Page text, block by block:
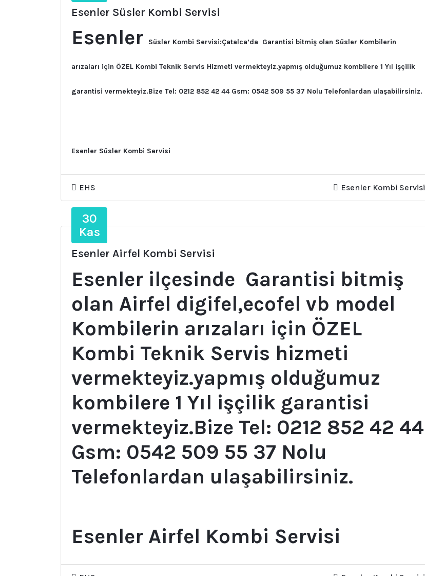
Esenler Süsler Kombi Servisi
Esenler Süsler Kombi Servisi:Çatalca’da Garantisi bitmiş olan Süsler Kombilerin
arızaları için ÖZEL Kombi Teknik Servis Hizmeti vermekteyiz.yapmış olduğumuz kombilere 1 Yıl işçilik
garantisi vermekteyiz.Bize Tel: 0212 852 42 44 Gsm: 0542 509 55 37 Nolu Telefonlardan ulaşabilirsiniz.
Esenler Süsler Kombi Servisi
EHS Esenler Kombi Servisi
30
Kas
Esenler Airfel Kombi Servisi
Esenler ilçesinde Garantisi bitmiş
olan Airfel digifel,ecofel vb model
Kombilerin arızaları için ÖZEL
Kombi Teknik Servis hizmeti
vermekteyiz.yapmış olduğumuz
kombilere 1 Yıl işçilik garantisi
vermekteyiz.Bize Tel: 0212 852 42 44
Gsm: 0542 509 55 37 Nolu
Telefonlardan ulaşabilirsiniz.
Esenler Airfel Kombi Servisi